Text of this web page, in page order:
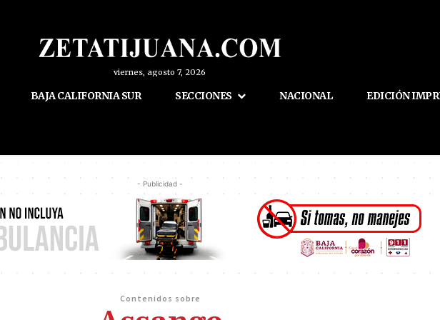
viernes, agosto 7, 2026
BAJA CALIFORNIA SUR SECCIONES NACIONAL EDICIÓN
- Publicidad -
Contenidos sobre